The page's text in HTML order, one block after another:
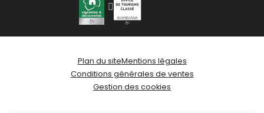
Plan du siteMentions légales
Conditions générales de ventes
Gestion des cookies